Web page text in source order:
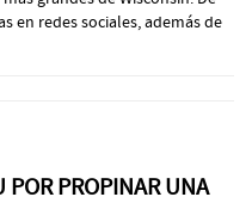
en redes sociales, además de
PROPINAR UNA